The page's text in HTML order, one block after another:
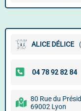
ALICE DÉLICE
80 Rue du
69002 Lyon